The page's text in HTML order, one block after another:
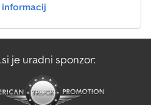
informacij
je uradni sponzor: